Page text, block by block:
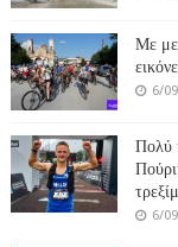
Με
6/
Πολύ
6/